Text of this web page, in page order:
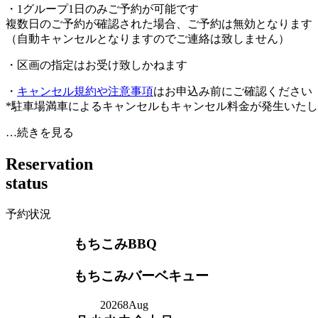
・1グループ1日のみご予約が可能です
複数日のご予約が確認された場合、ご予約は無効となります
（自動キャンセルとなりますのでご連絡は致しません）
・区画の指定はお受け致しかねます
・ キャンセル規約や注意事項はお申込み前にご確認ください
*駐車場満車によるキャンセルもキャンセル料金が発生いた
…続きを見る
Reservation
status
予約状況
もちこみBBQ
もちこみバーベキュー
20268Aug